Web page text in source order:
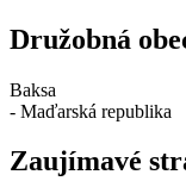
Družobná
Baksa
- Maďarská republika
Zaujímavé